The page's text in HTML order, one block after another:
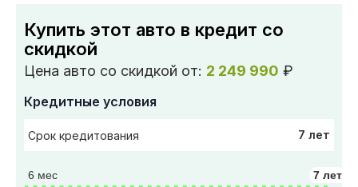
Купить этот авто в кредит со
скидкой
Цена авто со скидкой от: 2 249 990 ₽
Кредитные условия
Срок кредитования 7 лет
6 мес 7 лет